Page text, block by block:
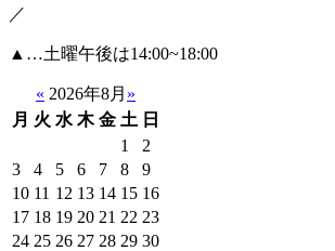
／
▲ …土曜午後は14:00~18:00
« 2026年8月 »
月 火 水 木 金 土 日
1
2
3
4 5 6 7 8
9
10 11 12 13 14 15 16
17 18 19 20 21 22 23
24 25 26 27 28 29 30